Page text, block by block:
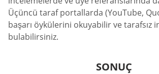
Üçüncü taraf portallarda (YouTube,
başarı öykülerini okuyabilir ve tarafsız
bulabilirsiniz.
SONUÇ